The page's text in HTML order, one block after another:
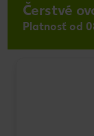
Čerstvé
Platnosť od